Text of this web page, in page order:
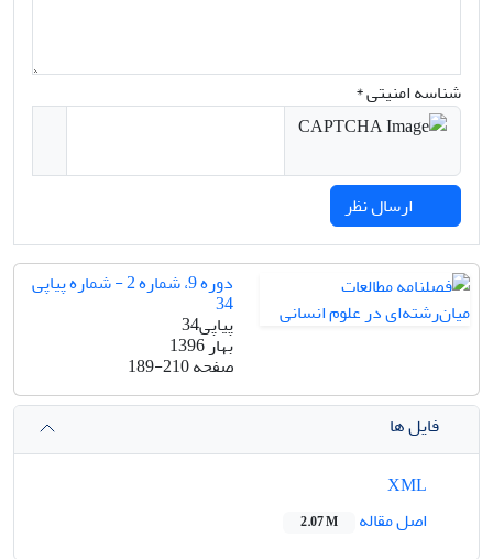
شناسه امنیتی *
دوره 9، شماره 2 - شماره پیاپی
34
پیاپی34
بهار 1396
صفحه189-210
فایل ها
اصل مقاله
2.07 M